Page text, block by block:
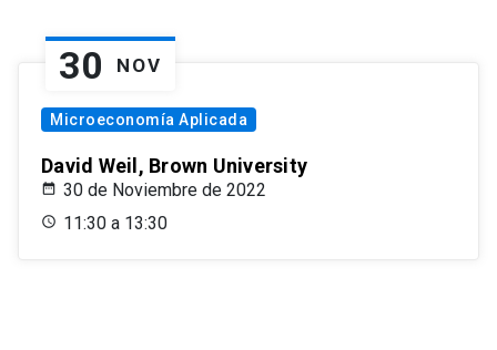
30 NOV
Microeconomía Aplicada
David Weil, Brown University
30 de Noviembre de 2022
11:30 a 13:30